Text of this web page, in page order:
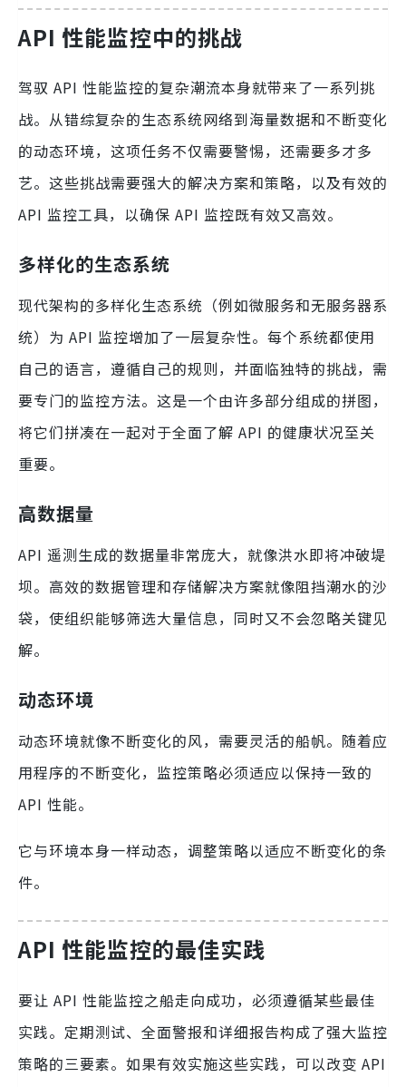
API 性能监控中的挑战
驾驭 API 性能监控的复杂潮流本身就带来了一系列挑
战。从错综复杂的生态系统网络到海量数据和不断变化
的动态环境，这项任务不仅需要警惕，还需要多才多
艺。这些挑战需要强大的解决方案和策略，以及有效的
API 监控工具，以确保 API 监控既有效又高效。
多样化的生态系统
现代架构的多样化生态系统（例如微服务和无服务器系
统）为 API 监控增加了一层复杂性。每个系统都使用
自己的语言，遵循自己的规则，并面临独特的挑战，需
要专门的监控方法。这是一个由许多部分组成的拼图，
将它们拼凑在一起对于全面了解 API 的健康状况至关
重要。
高数据量
API 遥测生成的数据量非常庞大，就像洪水即将冲破堤
坝。高效的数据管理和存储解决方案就像阻挡潮水的沙
袋，使组织能够筛选大量信息，同时又不会忽略关键见
解。
动态环境
动态环境就像不断变化的风，需要灵活的船帆。随着应
用程序的不断变化，监控策略必须适应以保持一致的
API 性能。
它与环境本身一样动态，调整策略以适应不断变化的条
件。
API 性能监控的最佳实践
要让 API 性能监控之船走向成功，必须遵循某些最佳
实践。定期测试、全面警报和详细报告构成了强大监控
策略的三要素。如果有效实施这些实践，可以改变 API